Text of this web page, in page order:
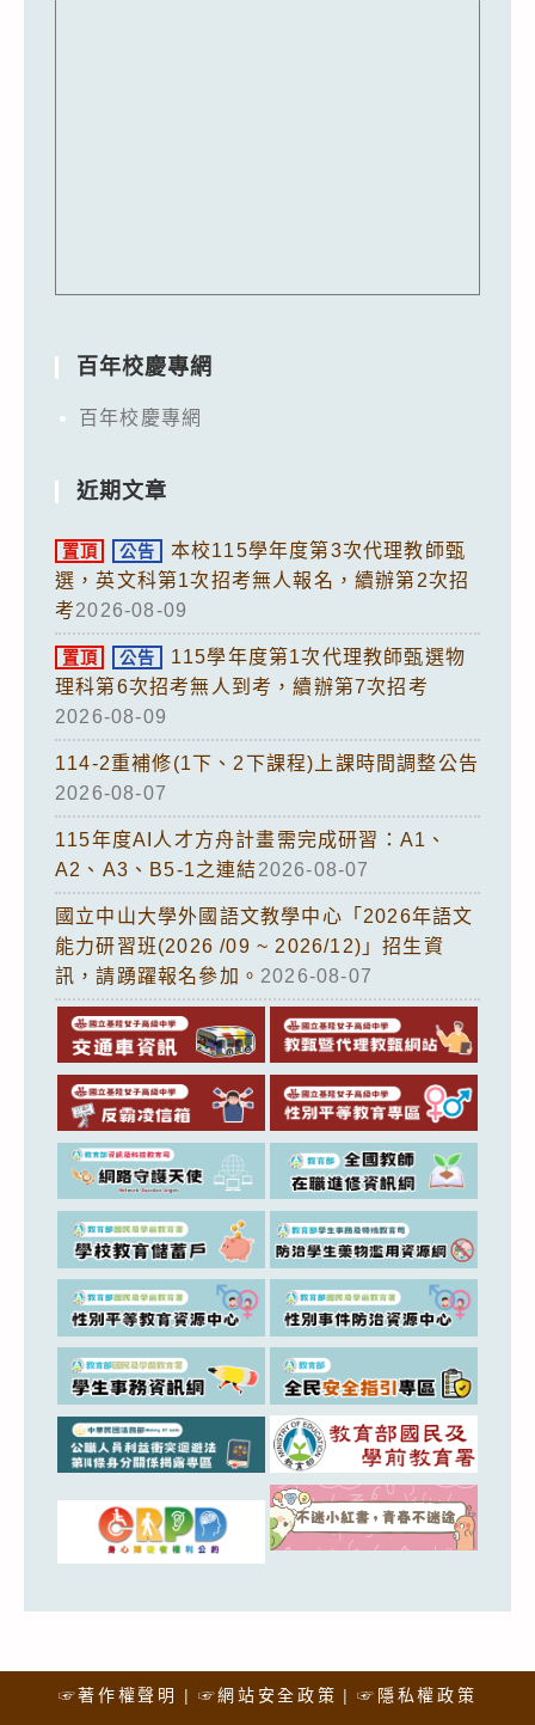
百年校慶專網
百年校慶專網
近期文章
置頂 公告
本校115學年度第3次代理教師甄
選，英文科第1次招考無人報名，續辦第2次招
考2026-08-09
置頂 公告
115學年度第1次代理教師甄選物
理科第6次招考無人到考，續辦第7次招考
2026-08-09
114-2重補修(1下、2下課程)上課時間調整公告
2026-08-07
115年度AI人才方舟計畫需完成研習：A1、
A2、A3、B5-1之連結2026-08-07
國立中山大學外國語文教學中心「2026年語文
能力研習班(2026 /09 ~ 2026/12)」招生資
訊，請踴躍報名參加。 2026-08-07
☞著作權聲明 ☞網站安全政策 ☞隱私權政策